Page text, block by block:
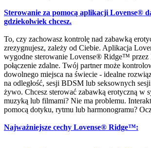
Sterowanie za pomocą aplikacji Lovense®
gdziekolwiek chcesz.
To, czy zachowasz kontrolę nad zabawką
zrezygnujesz, zależy od Ciebie. Aplikacja
wygodne sterowanie Lovense® Ridge™ przez
połączenie zdalne. Twój partner może
dowolnego miejsca na świecie - idealne
na odległość, sesji BDSM lub seksownych
żywo. Chcesz sterować zabawką erotyczną w
muzyką lub filmami? Nie ma problemu.
pomocą dotyku, rytmu lub harmonogramu?
Najważniejsze cechy Lovense® Ridge™: